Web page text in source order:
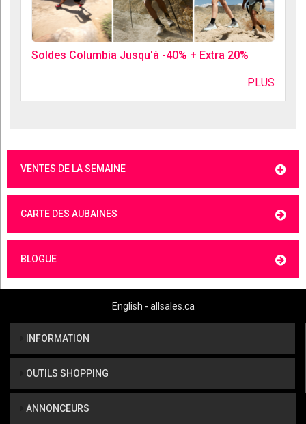
Soldes Columbia Jusqu'à -40% + Extra 20%
PLUS
VENTES DE LA SEMAINE
CARTE DES AUBAINES
BLOGUE
English - allsales.ca
INFORMATION
OUTILS SHOPPING
ANNONCEURS